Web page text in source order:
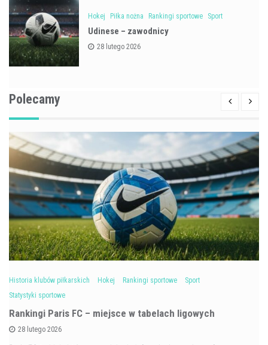
Hokej Piłka nożna Rankingi sportowe Sport
Udinese – zawodnicy
28 lutego 2026
Polecamy
Historia klubów piłkarskich Hokej Rankingi sportowe
Sport
Statystyki sportowe
Rankingi Paris FC – miejsce w tabelach ligowych
28 lutego 2026